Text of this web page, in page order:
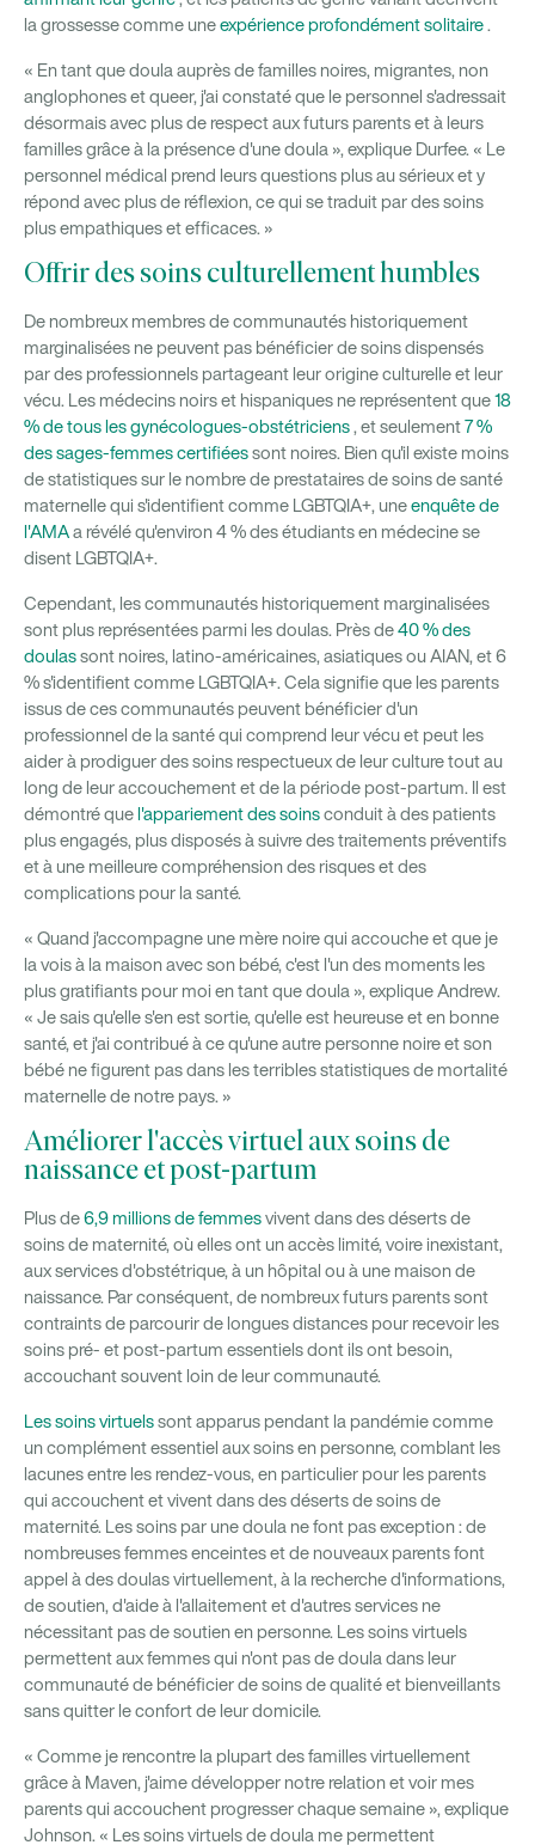
la grossesse comme uneexpérience profondément solitaire.
« En tant que doula auprès de familles noires, migrantes, non
anglophones et queer, j'ai constaté que le personnel s'adressait
désormais avec plus de respect aux futurs parents et à leurs
familles grâce à la présence d'une doula », explique Durfee. « Le
personnel médical prend leurs questions plus au sérieux et y
répond avec plus de réflexion, ce qui se traduit par des soins
plus empathiques et efficaces. »
Offrir des soins culturellement humbles
De nombreux membres de communautés historiquement
marginalisées ne peuvent pas bénéficier de soins dispensés
par des professionnels partageant leur origine culturelle et leur
vécu. Les médecins noirs et hispaniques ne représentent que18
% de tous les gynécologues-obstétriciens, et seulement7 %
des sages-femmes certifiéessont noires. Bien qu'il existe moins
de statistiques sur le nombre de prestataires de soins de santé
maternelle qui s'identifient comme LGBTQIA+, uneenquête de
l'AMAa révélé qu'environ 4 % des étudiants en médecine se
disent LGBTQIA+.
Cependant, les communautés historiquement marginalisées
sont plus représentées parmi les doulas. Près de40 % des
doulassont noires, latino-américaines, asiatiques ou AIAN, et 6
% s'identifient comme LGBTQIA+. Cela signifie que les parents
issus de ces communautés peuvent bénéficier d'un
professionnel de la santé qui comprend leur vécu et peut les
aider à prodiguer des soins respectueux de leur culture tout au
long de leur accouchement et de la période post-partum. Il est
démontré que l'appariement des soinsconduit à des patients
plus engagés, plus disposés à suivre des traitements préventifs
et à une meilleure compréhension des risques et des
complications pour la santé.
« Quand j'accompagne une mère noire qui accouche et que je
la vois à la maison avec son bébé, c'est l'un des moments les
plus gratifiants pour moi en tant que doula », explique Andrew.
« Je sais qu'elle s'en est sortie, qu'elle est heureuse et en bonne
santé, et j'ai contribué à ce qu'une autre personne noire et son
bébé ne figurent pas dans les terribles statistiques de mortalité
maternelle de notre pays. »
Améliorer l'accès virtuel aux soins de
naissance et post-partum
Plus de6,9 millions de femmesvivent dans des déserts de
soins de maternité, où elles ont un accès limité, voire inexistant,
aux services d'obstétrique, à un hôpital ou à une maison de
naissance. Par conséquent, de nombreux futurs parents sont
contraints de parcourir de longues distances pour recevoir les
soins pré- et post-partum essentiels dont ils ont besoin,
accouchant souvent loin de leur communauté.
Les soins virtuelssont apparus pendant la pandémie comme
un complément essentiel aux soins en personne, comblant les
lacunes entre les rendez-vous, en particulier pour les parents
qui accouchent et vivent dans des déserts de soins de
maternité. Les soins par une doula ne font pas exception : de
nombreuses femmes enceintes et de nouveaux parents font
appel à des doulas virtuellement, à la recherche d'informations,
de soutien, d'aide à l'allaitement et d'autres services ne
nécessitant pas de soutien en personne. Les soins virtuels
permettent aux femmes qui n'ont pas de doula dans leur
communauté de bénéficier de soins de qualité et bienveillants
sans quitter le confort de leur domicile.
« Comme je rencontre la plupart des familles virtuellement
grâce à Maven, j'aime développer notre relation et voir mes
parents qui accouchent progresser chaque semaine », explique
Johnson. « Les soins virtuels de doula me permettent